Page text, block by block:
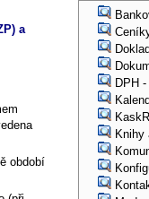
DPH
Knihy
a
období